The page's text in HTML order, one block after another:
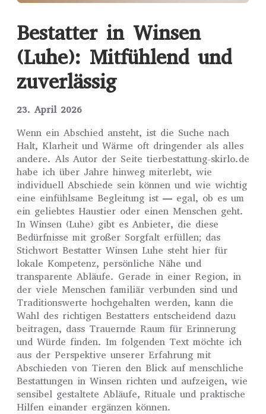
Bestatter in Winsen
(Luhe): Mitfühlend und
zuverlässig
23. April 2026
Wenn ein Abschied ansteht, ist die Suche nach
Halt, Klarheit und Wärme oft dringender als alles
andere. Als Autor der Seite tierbestattung-skirlo.de
habe ich über Jahre hinweg miterlebt, wie
individuell Abschiede sein können und wie wichtig
eine einfühlsame Begleitung ist — egal, ob es um
ein geliebtes Haustier oder einen Menschen geht.
In Winsen (Luhe) gibt es Anbieter, die diese
Bedürfnisse mit großer Sorgfalt erfüllen; das
Stichwort Bestatter Winsen Luhe steht hier für
lokale Kompetenz, persönliche Nähe und
transparente Abläufe. Gerade in einer Region, in
der viele Menschen familiär verbunden sind und
Traditionswerte hochgehalten werden, kann die
Wahl des richtigen Bestatters entscheidend dazu
beitragen, dass Trauernde Raum für Erinnerung
und Würde finden. Im folgenden Text möchte ich
aus der Perspektive unserer Erfahrung mit
Abschieden von Tieren den Blick auf menschliche
Bestattungen in Winsen richten und aufzeigen, wie
sensibel gestaltete Abläufe, Rituale und praktische
Hilfen einander ergänzen können.